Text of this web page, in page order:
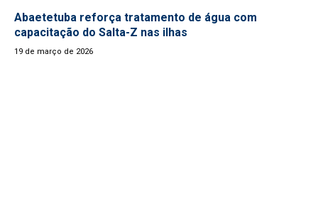
Abaetetuba reforça tratamento de água com
capacitação do Salta-Z nas ilhas
19 de março de 2026